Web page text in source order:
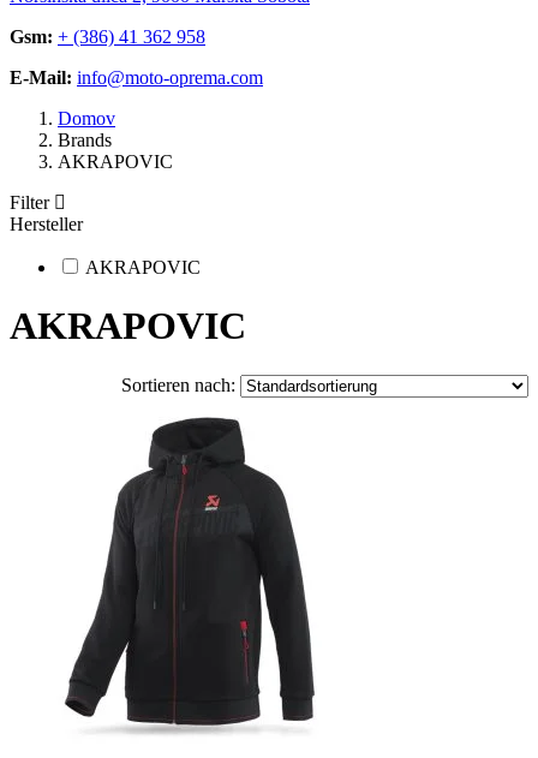
Gsm: + (386) 41 362 958
E-Mail: info@moto-oprema.com
Domov
Brands
AKRAPOVIC
Filter
Hersteller
AKRAPOVIC
AKRAPOVIC
Sortieren nach: